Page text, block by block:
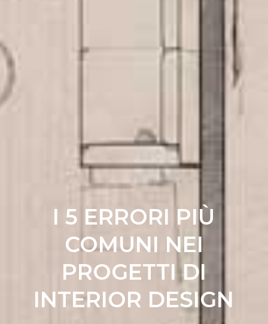
I 5 ERRORI PIÙ
COMUNI NEI
PROGETTI DI
INTERIOR DESIGN